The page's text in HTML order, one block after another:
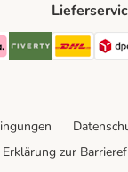
Method
Payment Method
Riverty Payment
Method
DHL
Erklärung zur